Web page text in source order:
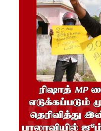
போராட்ட
குருவிட்ட
சிறையின்
கட்டுப்பாட்
டுக்குள்